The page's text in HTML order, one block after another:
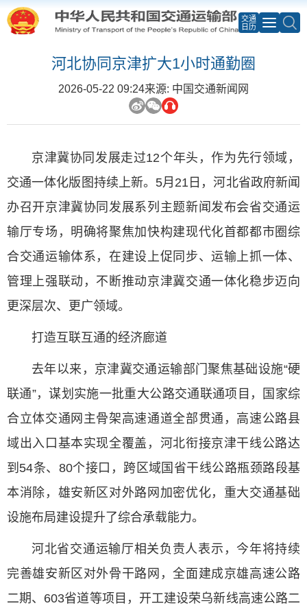
交通
日历
河北协同京津扩大1小时通勤圈
2026-05-22 09:24来源: 中国交通新闻网
京津冀协同发展走过12个年头，作为先行领域，
交通一体化版图持续上新。5月21日，河北省政府新闻
办召开京津冀协同发展系列主题新闻发布会省交通运
输厅专场，明确将聚焦加快构建现代化首都都市圈综
合交通运输体系，在建设上促同步、运输上抓一体、
管理上强联动，不断推动京津冀交通一体化稳步迈向
更深层次、更广领域。
打造互联互通的经济廊道
去年以来，京津冀交通运输部门聚焦基础设施“硬
联通”，谋划实施一批重大公路交通联通项目，国家综
合立体交通网主骨架高速通道全部贯通，高速公路县
域出入口基本实现全覆盖，河北衔接京津干线公路达
到54条、80个接口，跨区域国省干线公路瓶颈路段基
本消除，雄安新区对外路网加密优化，重大交通基础
设施布局建设提升了综合承载能力。
河北省交通运输厅相关负责人表示，今年将持续
完善雄安新区对外骨干路网，全面建成京雄高速公路
二期、603省道等项目，开工建设荣乌新线高速公路二